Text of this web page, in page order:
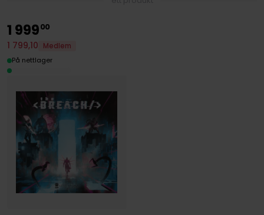
1 99900
1 799,10
Medlem
På nettlager